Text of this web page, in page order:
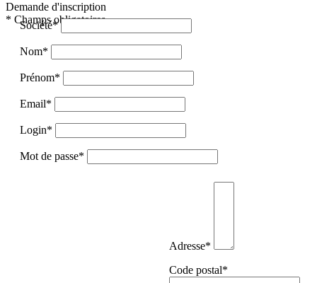
Demande d'inscription
* Champs obligatoires
Société*
Nom*
Prénom*
Email*
Login*
Mot de passe*
Adresse*
Code postal*